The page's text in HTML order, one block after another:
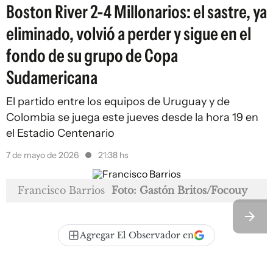
Boston River 2-4 Millonarios: el sastre, ya
eliminado, volvió a perder y sigue en el
fondo de su grupo de Copa
Sudamericana
El partido entre los equipos de Uruguay y de
Colombia se juega este jueves desde la hora 19 en
el Estadio Centenario
7 de mayo de 2026 21:38 hs
Francisco Barrios Foto: Gastón Britos/Focouy
Agregar El Observador en